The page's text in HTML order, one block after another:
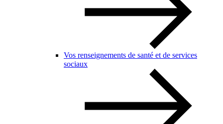
Vos renseignements de santé et de services
sociaux